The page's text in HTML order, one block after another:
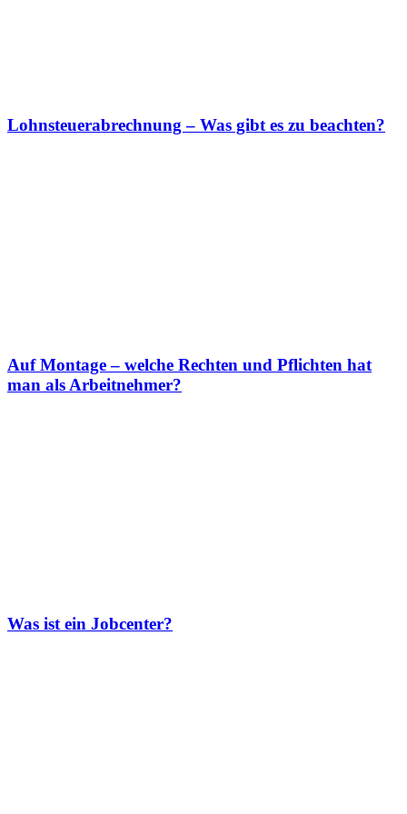
Lohnsteuerabrechnung – Was gibt es zu beachten?
Auf Montage – welche Rechten und Pflichten hat
man als Arbeitnehmer?
Was ist ein Jobcenter?